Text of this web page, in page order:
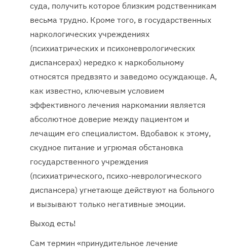
суда, получить которое близким родственникам
весьма трудно. Кроме того, в государственных
наркологических учреждениях
(психиатрических и психоневрологических
диспансерах) нередко к наркобольному
относятся предвзято и заведомо осуждающе. А,
как известно, ключевым условием
эффективного лечения наркомании является
абсолютное доверие между пациентом и
лечащим его специалистом. Вдобавок к этому,
скудное питание и угрюмая обстановка
государственного учреждения
(психиатрического, психо-неврологического
диспансера) угнетающе действуют на больного
и вызывают только негативные эмоции.
Выход есть!
Сам термин «принудительное лечение